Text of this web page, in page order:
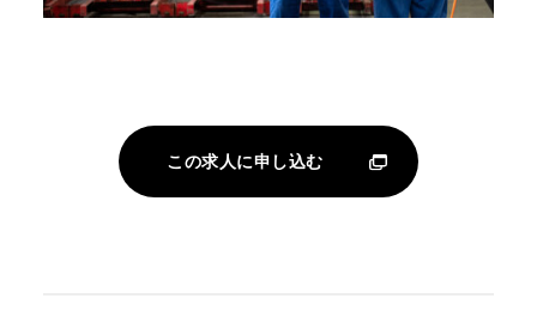
この求人に申し込む